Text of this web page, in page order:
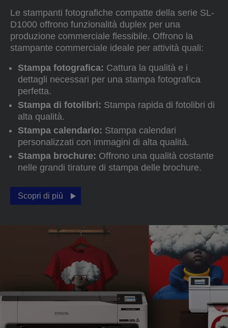
Le stampanti fotografiche compatte della serie SL-
D1000 offrono funzionalità duplex per una
produzione commerciale flessibile. Offrono la
stampante commerciale ideale per attività quali:
Stampa fotografica: Cattura la qualità e i
dettagli necessari per una stampa fotografica
perfetta.
Stampa di fotolibri: Stampa rapida di fotolibri di
alta qualità.
Stampa calendario: Stampa calendari
personalizzati con immagini di alta qualità.
Stampa brochure: Offrono una qualità costante
nelle grandi tirature di stampa delle brochure.
Scopri di più